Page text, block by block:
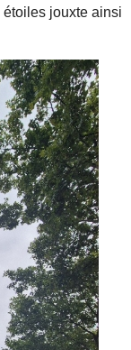
étoiles jouxte ainsi